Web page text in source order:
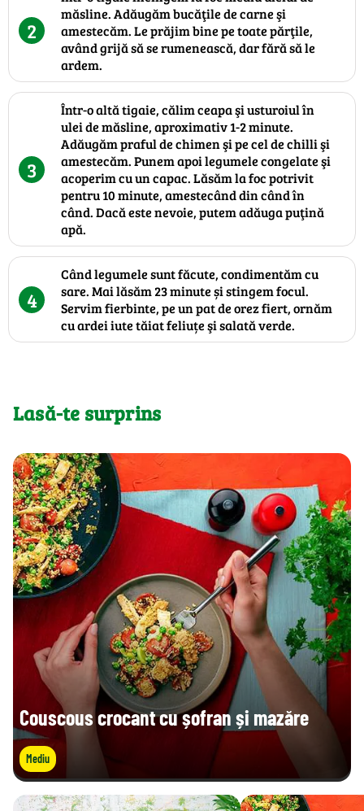
2
măsline. Adăugăm bucăţile de carne şi
amestecăm. Le prăjim bine pe toate părţile,
având grijă să se rumenească, dar fără să le
ardem.
3
Într-o altă tigaie, călim ceapa şi usturoiul în
ulei de măsline, aproximativ 1-2 minute.
Adăugăm praful de chimen şi pe cel de chilli şi
amestecăm. Punem apoi legumele congelate şi
acoperim cu un capac. Lăsăm la foc potrivit
pentru 10 minute, amestecând din când în
când. Dacă este nevoie, putem adăuga puţină
apă.
4
Când legumele sunt făcute, condimentăm cu
sare. Mai lăsăm 23 minute și stingem focul.
Servim fierbinte, pe un pat de orez fiert, ornăm
cu ardei iute tăiat feliuțe şi salată verde.
Lasă-te surprins
Couscous crocant cu șofran și mazăre
Mediu